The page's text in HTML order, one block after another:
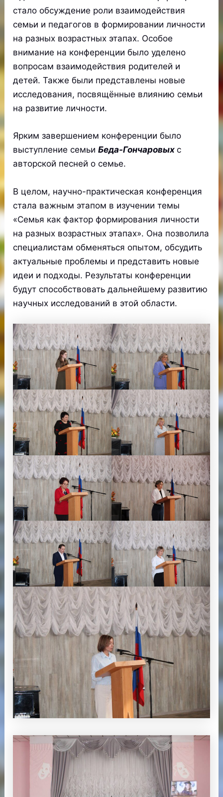
стало обсуждение роли взаимодействия
семьи и педагогов в формировании личности
на разных возрастных этапах. Особое
внимание на конференции было уделено
вопросам взаимодействия родителей и
детей. Также были представлены новые
исследования, посвящённые влиянию семьи
на развитие личности.
Ярким завершением конференции было
выступление семьиБеда-Гончаровыхс
авторской песней о семье.
В целом, научно-практическая конференция
стала важным этапом в изучении темы
«Семья как фактор формирования личности
на разных возрастных этапах». Она позволила
специалистам обменяться опытом, обсудить
актуальные проблемы и представить новые
идеи и подходы. Результаты конференции
будут способствовать дальнейшему развитию
научных исследований в этой области.